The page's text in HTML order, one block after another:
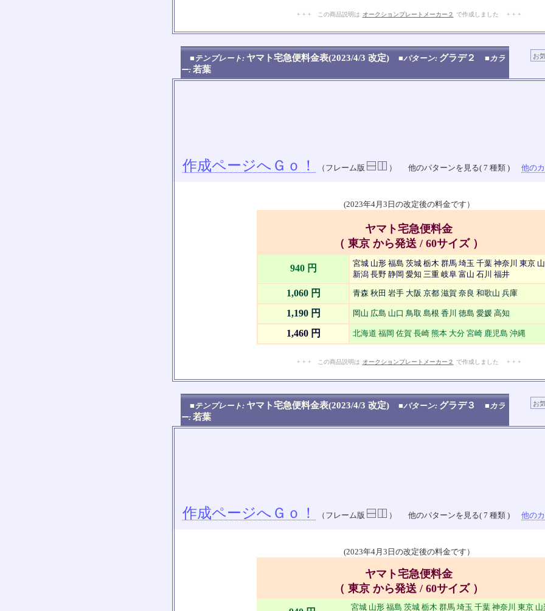
+ + + この商品説明は オークションプレートメーカー２ で作成しました + + +
■テンプレート: ヤマト宅急便料金表(2023/4/3 改定) ■パターン: グラデ２ ■カラ
ー: 若葉
作成ページへＧｏ！ （フレーム版 ） 他のパターンを見る( 7 種類 ) 他の
(2023年4月3日の改定後の料金です）
ヤマト宅急便料金
（ 東京 から発送 / 60サイズ ）
940 円
宮城 山形 福島 茨城 栃木 群馬 埼玉 千葉 神奈川 東京
新潟 長野 静岡 愛知 三重 岐阜 富山 石川 福井
1,060 円 青森 秋田 岩手 大阪 京都 滋賀 奈良 和歌山 兵庫
1,190 円 岡山 広島 山口 鳥取 島根 香川 徳島 愛媛 高知
1,460 円 北海道 福岡 佐賀 長崎 熊本 大分 宮崎 鹿児島 沖縄
+ + + この商品説明は オークションプレートメーカー２ で作成しました + + +
■テンプレート: ヤマト宅急便料金表(2023/4/3 改定) ■パターン: グラデ３ ■カラ
ー: 若葉
作成ページへＧｏ！ （フレーム版 ） 他のパターンを見る( 7 種類 ) 他の
(2023年4月3日の改定後の料金です）
ヤマト宅急便料金
（ 東京 から発送 / 60サイズ ）
宮城 山形 福島 茨城 栃木 群馬 埼玉 千葉 神奈川 東京 山